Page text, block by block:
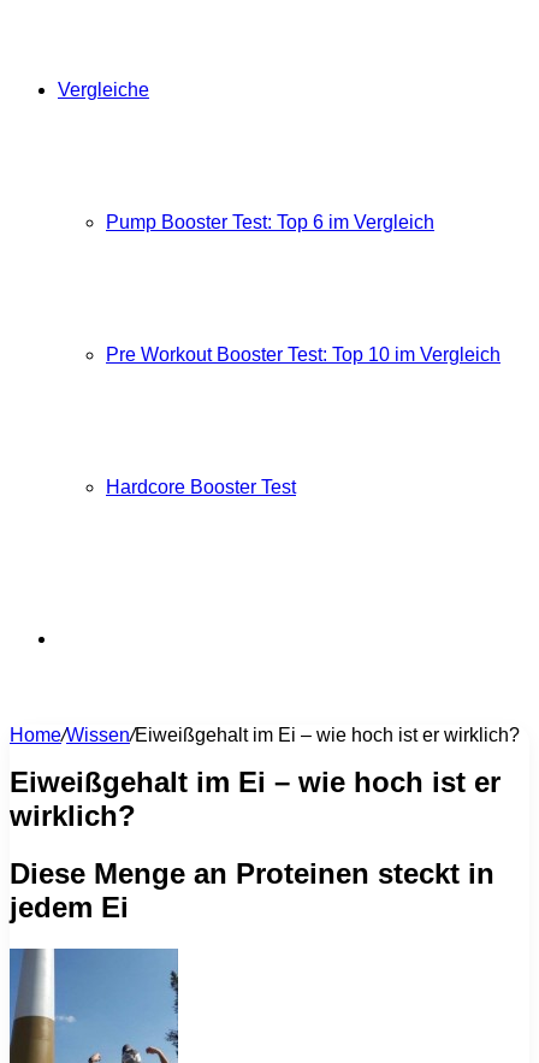
Vergleiche
Pump Booster Test: Top 6 im Vergleich
Pre Workout Booster Test: Top 10 im Vergleich
Hardcore Booster Test
nach
Home/Wissen/Eiweißgehalt im Ei – wie hoch ist er wirklich?
Eiweißgehalt im Ei – wie hoch ist er
wirklich?
Diese Menge an Proteinen steckt in
jedem Ei